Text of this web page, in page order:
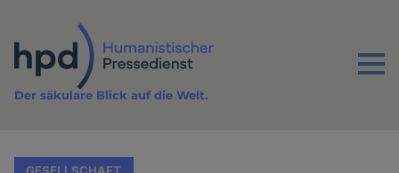
Inhalt
Menu
Der säkulare Blick auf die Welt.
GESELLSCHAFT